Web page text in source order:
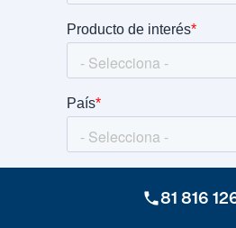
81 816